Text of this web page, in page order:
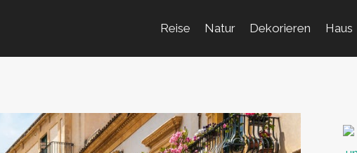
Reise Natur Dekorieren Haus